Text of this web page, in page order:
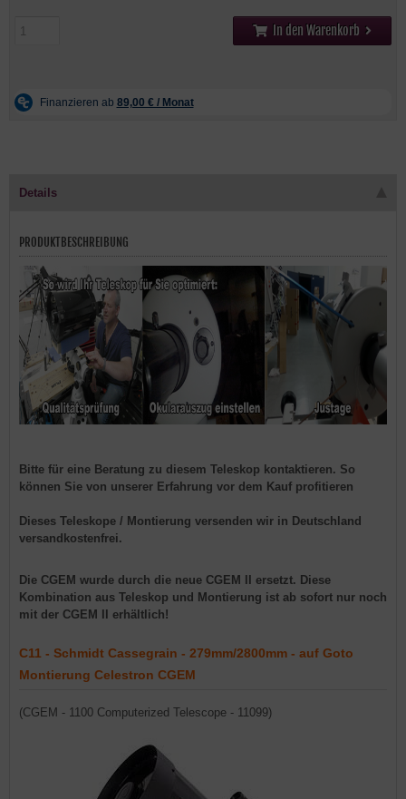
In den Warenkorb
Details
PRODUKTBESCHREIBUNG
Bitte für eine Beratung zu diesem Teleskop kontaktieren. So
können Sie von unserer Erfahrung vor dem Kauf profitieren
Dieses Teleskope / Montierung versenden wir in Deutschland
versandkostenfrei.
Die CGEM wurde durch die neue CGEM II ersetzt. Diese
Kombination aus Teleskop und Montierung ist ab sofort nur noch
mit der CGEM II erhältlich!
C11 - Schmidt Cassegrain - 279mm/2800mm - auf Goto
Montierung Celestron CGEM
(CGEM - 1100 Computerized Telescope - 11099)